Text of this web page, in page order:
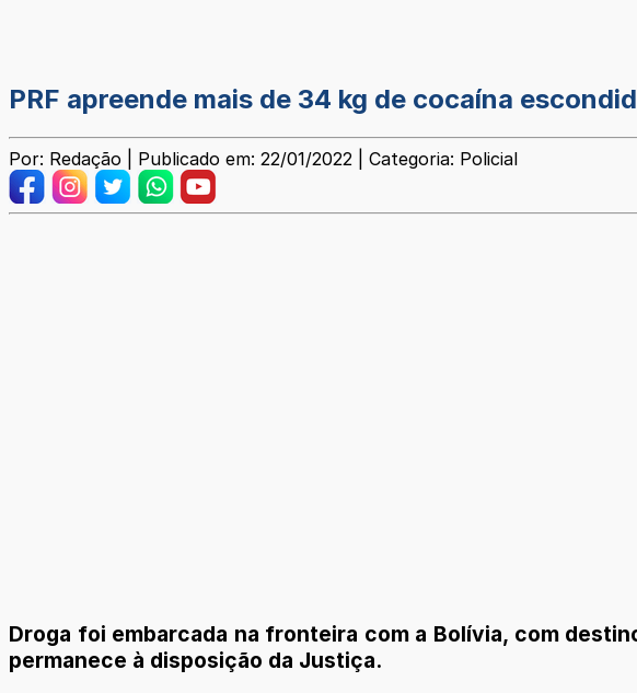
PRF apreende mais de 34 kg de cocaína
Por: Redação | Publicado em: 22/01/2022 | Categoria: Policial
Droga foi embarcada na fronteira com a Bolívia, com
permanece à disposição da Justiça.